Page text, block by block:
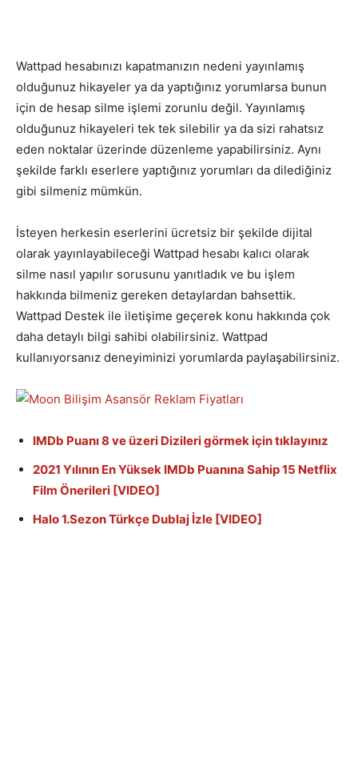
Wattpad hesabınızı kapatmanızın nedeni yayınlamış
olduğunuz hikayeler ya da yaptığınız yorumlarsa bunun
için de hesap silme işlemi zorunlu değil. Yayınlamış
olduğunuz hikayeleri tek tek silebilir ya da sizi rahatsız
eden noktalar üzerinde düzenleme yapabilirsiniz. Aynı
şekilde farklı eserlere yaptığınız yorumları da dilediğiniz
gibi silmeniz mümkün.
İsteyen herkesin eserlerini ücretsiz bir şekilde dijital
olarak yayınlayabileceği Wattpad hesabı kalıcı olarak
silme nasıl yapılır sorusunu yanıtladık ve bu işlem
hakkında bilmeniz gereken detaylardan bahsettik.
Wattpad Destek ile iletişime geçerek konu hakkında çok
daha detaylı bilgi sahibi olabilirsiniz. Wattpad
kullanıyorsanız deneyiminizi yorumlarda paylaşabilirsiniz.
IMDb Puanı 8 ve üzeri Dizileri görmek için tıklayınız
2021 Yılının En Yüksek IMDb Puanına Sahip 15 Netflix
Film Önerileri [VIDEO]
Halo 1.Sezon Türkçe Dublaj İzle [VIDEO]